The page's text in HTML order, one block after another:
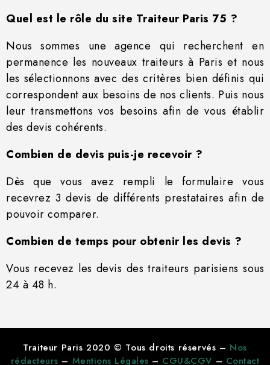
Quel est le rôle du site Traiteur Paris 75 ?
Nous sommes une agence qui recherchent en
permanence les nouveaux traiteurs à Paris et nous
les sélectionnons avec des critères bien définis qui
correspondent aux besoins de nos clients. Puis nous
leur transmettons vos besoins afin de vous établir
des devis cohérents.
Combien de devis puis-je recevoir ?
Dès que vous avez rempli le formulaire vous
recevrez 3 devis de différents prestataires afin de
pouvoir comparer.
Combien de temps pour obtenir les devis ?
Vous recevez les devis des traiteurs parisiens sous
24 à 48 h.
Traiteur Paris 2020 © Tous droits réservés – Nos
rédacteurs – Mentions Légales – CGU&CGV – Contact